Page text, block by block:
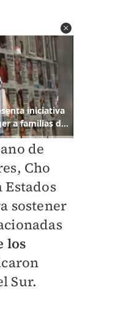
de
Cho
sostener
los
Sur.